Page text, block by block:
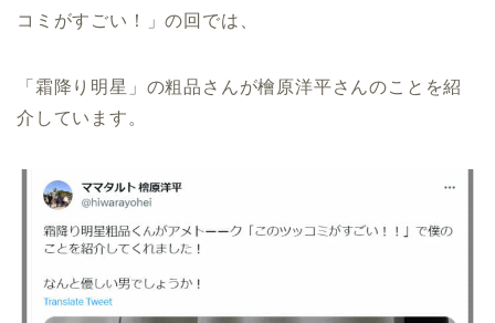
コミがすごい！」の回では、
「霜降り明星」の粗品さんが檜原洋平さんのことを紹
介しています。